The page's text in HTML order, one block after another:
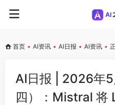
首页 • AI资讯 • AI日报 • AI资讯 •
AI日报 | 2026年
四）：Mistral 将